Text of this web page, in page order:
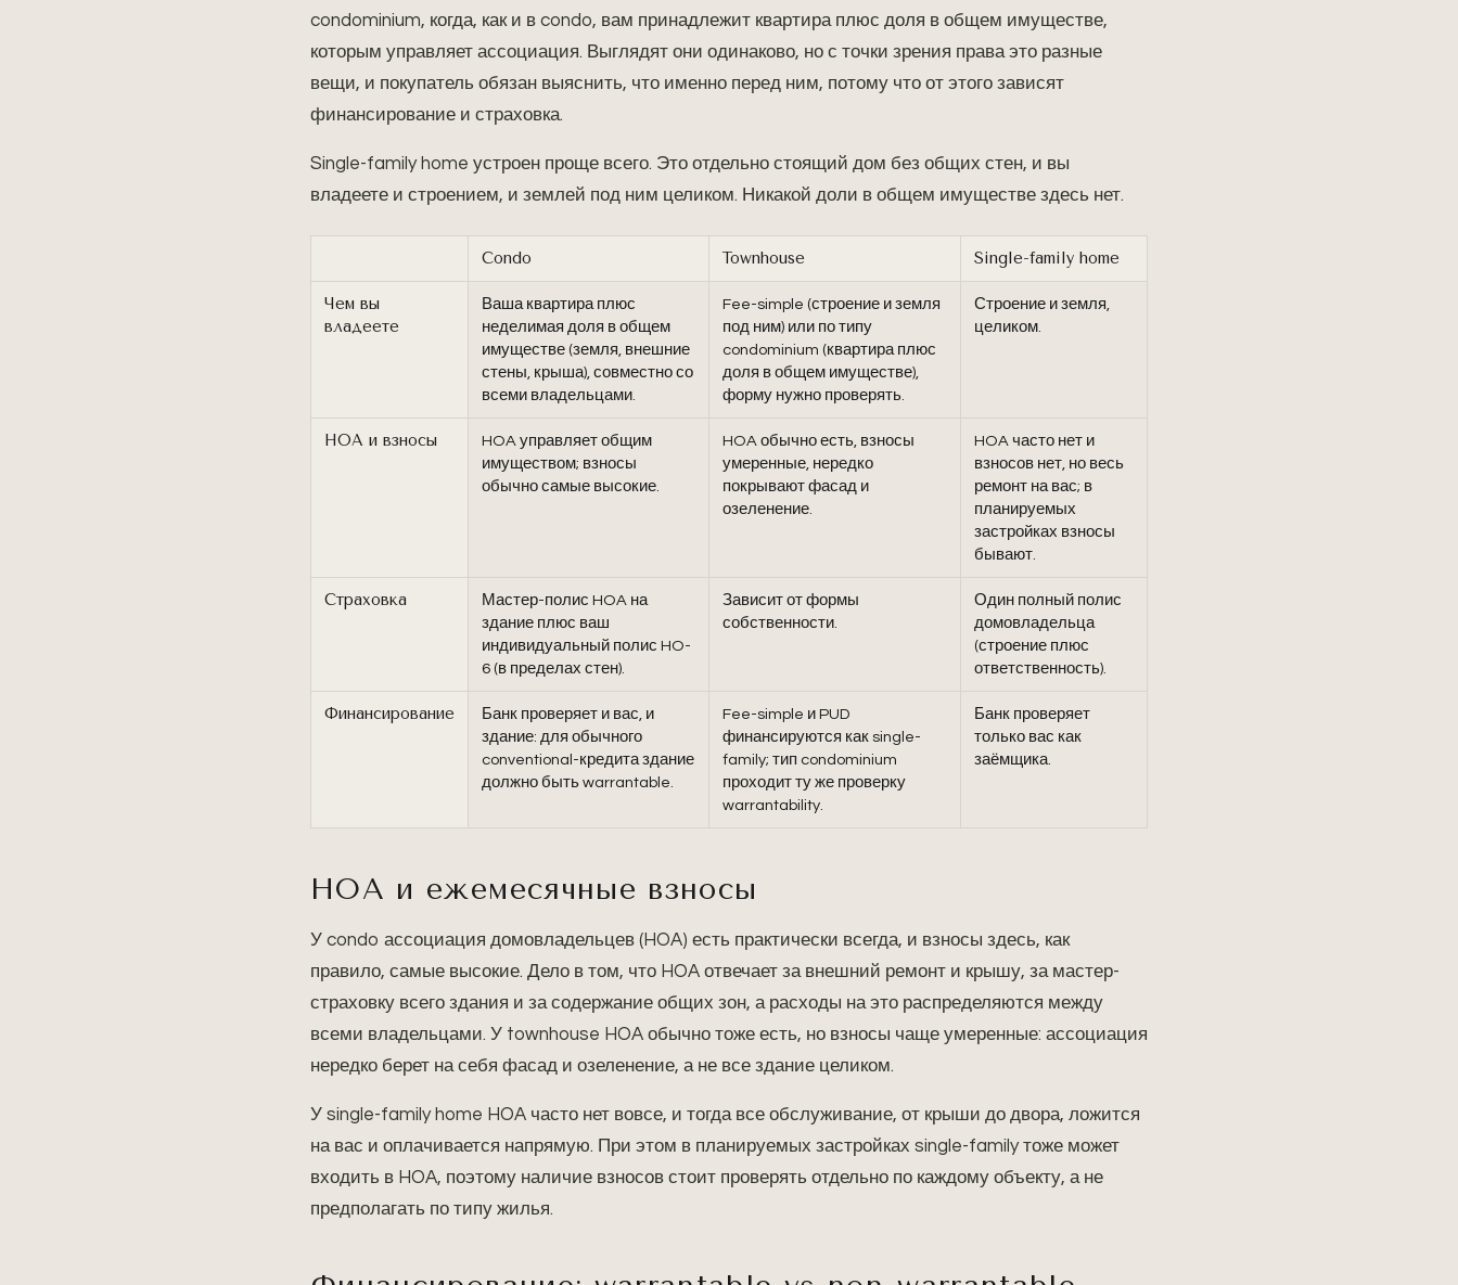
condominium, когда, как и в condo, вам принадлежит квартира плюс доля в общем имуществе,
которым управляет ассоциация. Выглядят они одинаково, но с точки зрения права это разные
вещи, и покупатель обязан выяснить, что именно перед ним, потому что от этого зависят
финансирование и страховка.
Single-family home устроен проще всего. Это отдельно стоящий дом без общих стен, и вы
владеете и строением, и землей под ним целиком. Никакой доли в общем имуществе здесь нет.
Condo Townhouse Single-family home
Чем вы
владеете
Ваша квартира плюс
неделимая доля в общем
имуществе (земля, внешние
стены, крыша), совместно со
всеми владельцами.
Fee-simple (строение и земля
под ним) или по типу
condominium (квартира плюс
доля в общем имуществе),
форму нужно проверять.
Строение и земля,
целиком.
HOA и взносы
HOA управляет общим
имуществом; взносы
обычно самые высокие.
HOA обычно есть, взносы
умеренные, нередко
покрывают фасад и
озеленение.
HOA часто нет и
взносов нет, но весь
ремонт на вас; в
планируемых
застройках взносы
бывают.
Страховка
Мастер-полис HOA на
здание плюс ваш
индивидуальный полис HO-
6 (в пределах стен).
Зависит от формы
собственности.
Один полный полис
домовладельца
(строение плюс
ответственность).
Финансирование
Банк проверяет и вас, и
здание: для обычного
conventional-кредита здание
должно быть warrantable.
Fee-simple и PUD
финансируются как single-
family; тип condominium
проходит ту же проверку
warrantability.
Банк проверяет
только вас как
заёмщика.
HOA и ежемесячные взносы
У condo ассоциация домовладельцев (HOA) есть практически всегда, и взносы здесь, как
правило, самые высокие. Дело в том, что HOA отвечает за внешний ремонт и крышу, за мастер-
страховку всего здания и за содержание общих зон, а расходы на это распределяются между
всеми владельцами. У townhouse HOA обычно тоже есть, но взносы чаще умеренные: ассоциация
нередко берет на себя фасад и озеленение, а не все здание целиком.
У single-family home HOA часто нет вовсе, и тогда все обслуживание, от крыши до двора, ложится
на вас и оплачивается напрямую. При этом в планируемых застройках single-family тоже может
входить в HOA, поэтому наличие взносов стоит проверять отдельно по каждому объекту, а не
предполагать по типу жилья.